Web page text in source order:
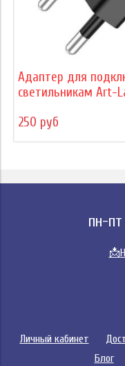
Адаптер для
светильникам Art-
250 руб
пн-
📩
Личный кабинет
Блог